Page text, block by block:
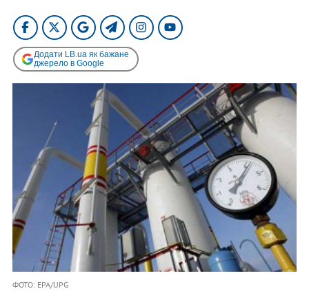
Додати LB.ua як бажане
джерело в Google
ФОТО: EPA/UPG